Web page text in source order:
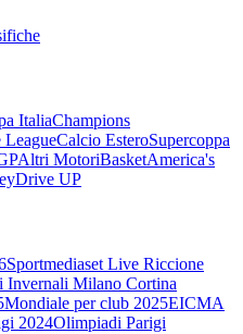
ItaliaChampions
LeagueCalcio EsteroSupercoppa
Altri MotoriBasketAmerica's
Drive UP
Sportmediaset Live Riccione
Invernali Milano Cortina
Mondiale per club 2025EICMA
2024Olimpiadi Parigi